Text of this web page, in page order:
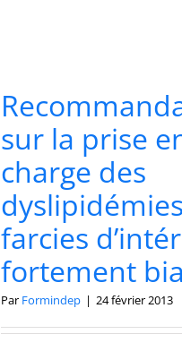
sur la prise
charge des
farcies
fortement
Par Formindep | 24 février 2013